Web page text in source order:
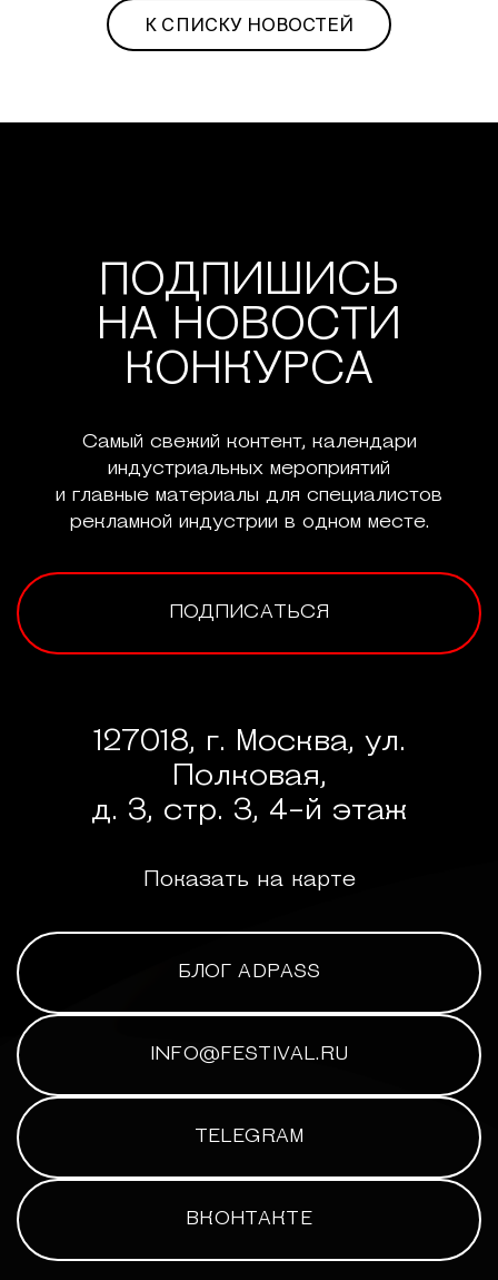
К СПИСКУ НОВОСТЕЙ
ПОДПИШИСЬ
НА НОВОСТИ
КОНКУРСА
Самый свежий контент, календари
индустриальных мероприятий
и главные материалы для специалистов
рекламной индустрии в одном месте.
ПОДПИСАТЬСЯ
127018, г. Москва, ул.
Полковая,
д. 3, стр. 3, 4-й этаж
Показать на карте
БЛОГ ADPASS
INFO@FESTIVAL.RU
TELEGRAM
ВКОНТАКТЕ